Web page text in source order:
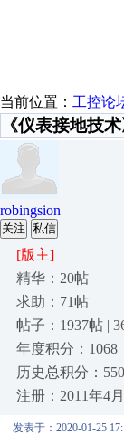
当前位置： 工控论
《仪表接地技
robingsion
关注 私信
[版主]
精华：20帖
求助：71帖
帖子：1937帖 |
年度积分：1068
历史总积分：
注册：2011年4
发表于：2020-01-25